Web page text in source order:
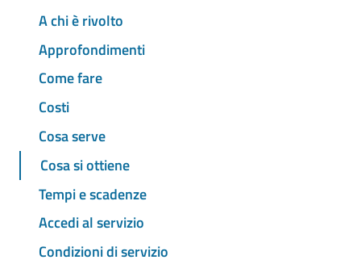
A chi è rivolto
Approfondimenti
Come fare
Costi
Cosa serve
Cosa si ottiene
Tempi e scadenze
Accedi al servizio
Condizioni di servizio